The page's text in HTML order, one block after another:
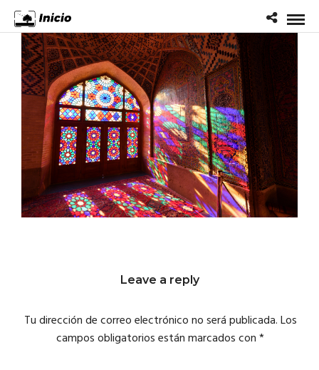
Leave a reply
Tu dirección de correo electrónico no será publicada.Los
campos obligatorios están marcados con*